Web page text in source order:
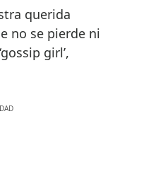
querida
no se pierde ni
girl’,